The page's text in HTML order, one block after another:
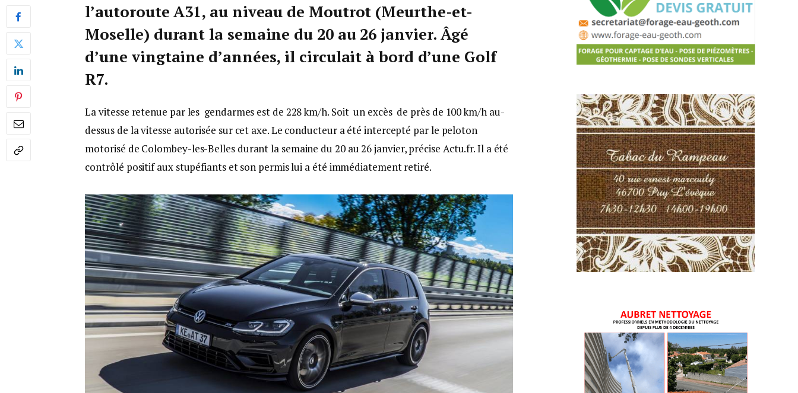
l’autoroute A31, au niveau de Moutrot (Meurthe-et-
Moselle) durant la semaine du 20 au 26 janvier. Âgé
d’une vingtaine d’années, il circulait à bord d’une Golf
R7.
La vitesse retenue par les gendarmes est de 228 km/h. Soit un excès de près de 100 km/h au-
dessus de la vitesse autorisée sur cet axe. Le conducteur a été intercepté par le peloton
motorisé de Colombey-les-Belles durant la semaine du 20 au 26 janvier, précise Actu.fr. Il a été
contrôlé positif aux stupéfiants et son permis lui a été immédiatement retiré.